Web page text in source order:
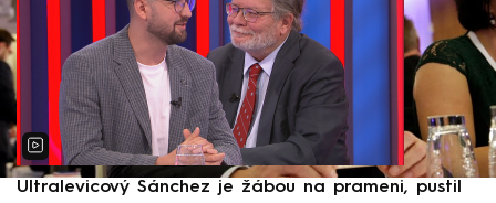
Ultralevicový Sánchez je žábou na prameni, pustil